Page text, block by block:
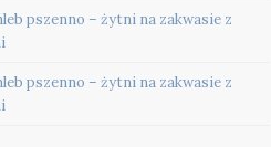
pszenno – żytni na zakwasie z
pszenno – żytni na zakwasie z